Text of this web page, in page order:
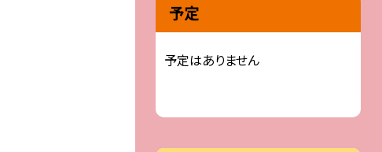
予定
予定はありません